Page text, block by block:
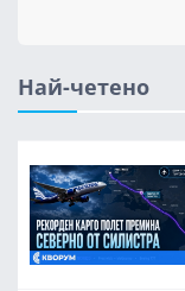
Най-четено